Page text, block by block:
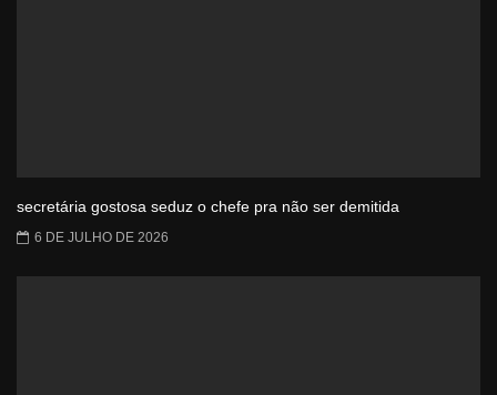
secretária gostosa seduz o chefe pra não ser demitida
6 DE JULHO DE 2026